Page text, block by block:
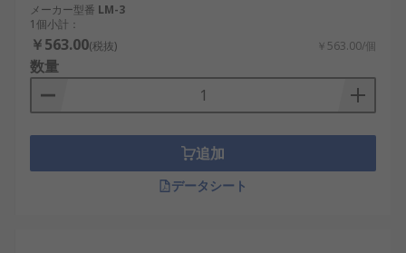
メーカー型番 LM-3
1個小計：
￥563.00(税抜) ￥563.00/個
数量
追加
データシート